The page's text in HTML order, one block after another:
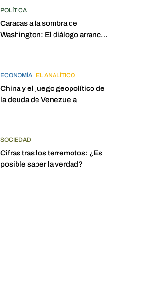
POLÍTICA
Caracas a la sombra de
Washington: El diálogo arrancó
ECONOMÍA EL ANALÍTICO
China y el juego geopolítico de
la deuda de Venezuela
SOCIEDAD
Cifras tras los terremotos: ¿Es
posible saber la verdad?